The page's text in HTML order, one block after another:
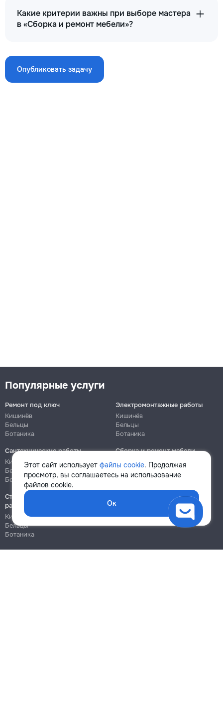
Какие критерии важны при выборе мастера
в «Сборка и ремонт мебели»?
Опубликовать задачу
Этот сайт использует файлы cookie. Продолжая
просмотр, вы соглашаетесь на использование
файлов cookie.
Ок
Популярные услуги
Ремонт под ключ
Кишинёв
Бельцы
Ботаника
Электромонтажные работы
Кишинёв
Бельцы
Ботаника
Сантехнические работы
Кишинёв
Бельцы
Ботаника
Сборка и ремонт мебели
Кишинёв
Ботаника
Строительно-монтажные
работы
Кишинёв
Бельцы
Ботаника